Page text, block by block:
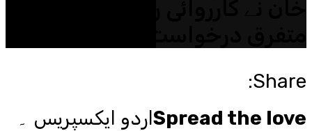
Share:
Spread the loveاردو ایکسپریس ۔